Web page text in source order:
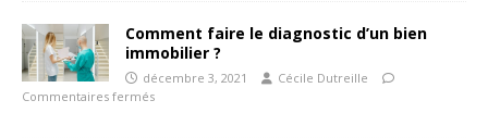
Comment faire le diagnostic d’un bien
immobilier ?
décembre 3, 2021
Cécile Dutreille
Commentaires fermés